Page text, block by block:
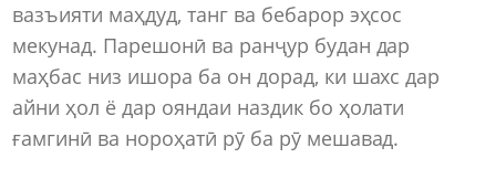
вазъияти маҳдуд, танг ва бебарор эҳсос
мекунад. Парешонӣ ва ранҷур будан дар
маҳбас низ ишора ба он дорад, ки шахс дар
айни ҳол ё дар ояндаи наздик бо ҳолати
ғамгинӣ ва нороҳатӣ рӯ ба рӯ мешавад.